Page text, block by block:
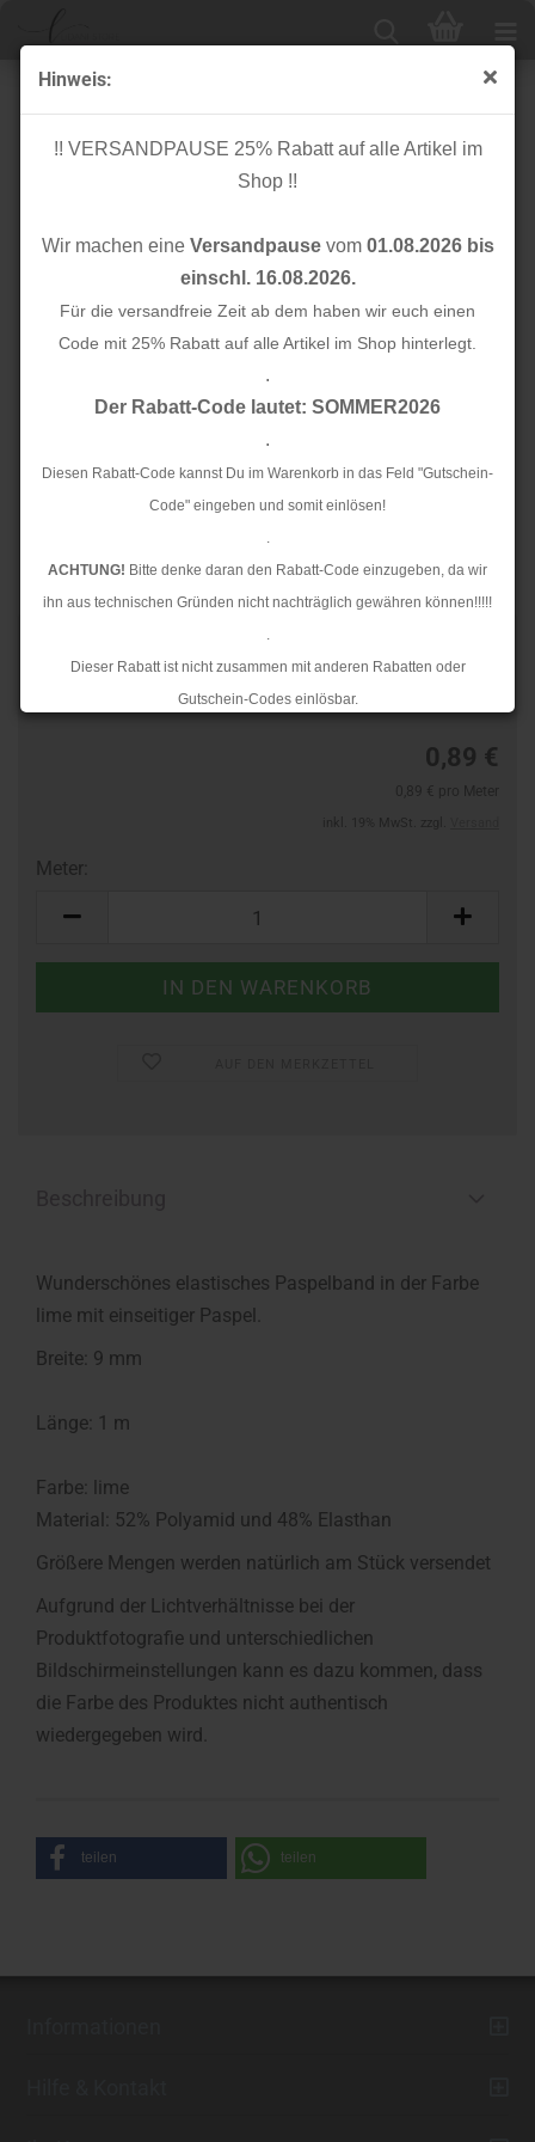
Hinweis:
!! VERSANDPAUSE 25% Rabatt auf alle Artikel im
Shop !!
Wir machen eine Versandpausevom 01.08.2026 bis
einschl. 16.08.2026.
Für die versandfreie Zeit ab dem haben wir euch einen
Code mit 25% Rabatt auf alle Artikel im Shop hinterlegt.
.
Der Rabatt-Code lautet: SOMMER2026
.
Diesen Rabatt-Code kannst Du im Warenkorb in das Feld "Gutschein-
Code" eingeben und somit einlösen!
.
ACHTUNG! Bitte denke daran den Rabatt-Code einzugeben, da wir
ihn aus technischen Gründen nicht nachträglich gewähren können!!!!!
.
Dieser Rabatt ist nicht zusammen mit anderen Rabatten oder
Gutschein-Codes einlösbar.
Ab dem 17.08.2026 versenden wir wieder wie gewohnt. Aufgrund des
Paspelband elastisch - lime - 9 mm
0,89 €
Meter:
Wunderschönes elastisches Paspelband in der Farbe
lime mit einseitiger Paspel.
Breite: 9 mm
Länge: 1 m
Farbe: lime
Material: 52% Polyamid und 48% Elasthan
Größere Mengen werden natürlich am Stück versendet
Aufgrund der Lichtverhältnisse bei der
Produktfotografie und unterschiedlichen
Bildschirmeinstellungen kann es dazu kommen, dass
die Farbe des Produktes nicht authentisch
wiedergegeben wird.
teilen teilen